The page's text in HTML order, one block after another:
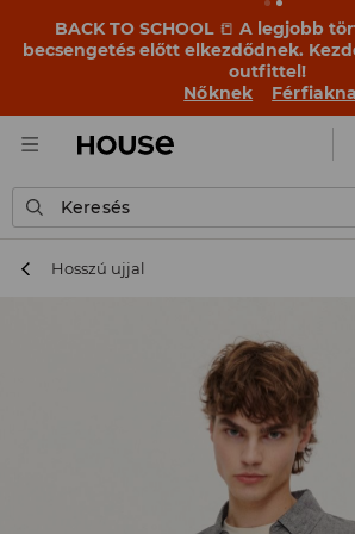
BACK TO SCHOOL 📒 A legjobb
becsengetés előtt elkezdődnek.
outfittel!
Nőknek
Keresés
Hosszú ujjal